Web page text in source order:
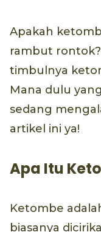
Apakah
rambut
timbulnya
Mana dulu
sedang
artikel ini ya!
Apa Itu
Ketombe
biasanya